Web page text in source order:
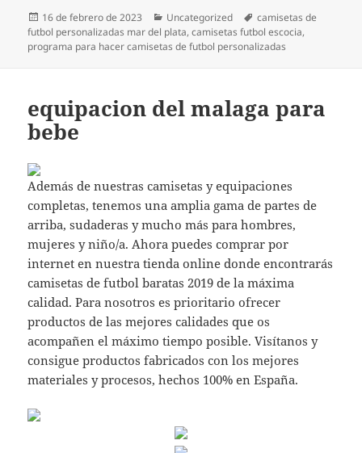
Publicado
el
16 de febrero de 2023 Categorías
Uncategorized Etiquetas
camisetas de
futbol personalizadas mar del plata,camisetas futbol escocia,
programa para hacer camisetas de futbol personalizadas
equipacion del malaga para
bebe
Además de nuestras camisetas y equipaciones
completas, tenemos una amplia gama de partes de
arriba, sudaderas y mucho más para hombres,
mujeres y niño/a. Ahora puedes comprar por
internet en nuestra tienda online donde encontrarás
camisetas de futbol baratas 2019 de la máxima
calidad. Para nosotros es prioritario ofrecer
productos de las mejores calidades que os
acompañen el máximo tiempo posible. Visítanos y
consigue productos fabricados con los mejores
materiales y procesos, hechos 100% en España.